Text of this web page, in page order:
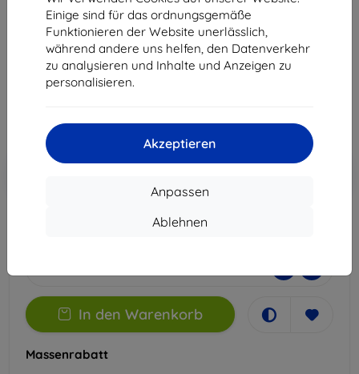
Einige sind für das ordnungsgemäße
Funktionieren der Website unerlässlich,
während andere uns helfen, den Datenverkehr
zu analysieren und Inhalte und Anzeigen zu
personalisieren.
Akzeptieren
Anpassen
Ablehnen
Galaxy S23 FE
Geeignet für: Samsung Galaxy S23 FE
14,90 €
13,41 €
ohne MWSt11,27 €
Rabatt mit Gutschein
In den
In den Warenkorb
Massenrabatt